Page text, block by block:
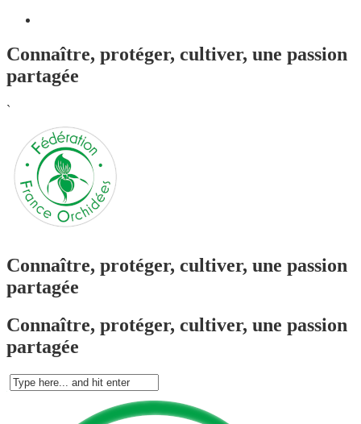
Connaître, protéger, cultiver, une passion
partagée
`
Connaître, protéger, cultiver, une passion
partagée
Connaître, protéger, cultiver, une passion
partagée